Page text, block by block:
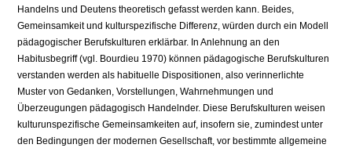
Handelns und Deutens theoretisch gefasst werden kann. Beides,
Gemeinsamkeit und kulturspezifische Differenz, würden durch ein Modell
pädagogischer Berufskulturen erklärbar. In Anlehnung an den
Habitusbegriff (vgl. Bourdieu 1970) können pädagogische Berufskulturen
verstanden werden als habituelle Dispositionen, also verinnerlichte
Muster von Gedanken, Vorstellungen, Wahrnehmungen und
Überzeugungen pädagogisch Handelnder. Diese Berufskulturen weisen
kulturunspezifische Gemeinsamkeiten auf, insofern sie, zumindest unter
den Bedingungen der modernen Gesellschaft, vor bestimmte allgemeine